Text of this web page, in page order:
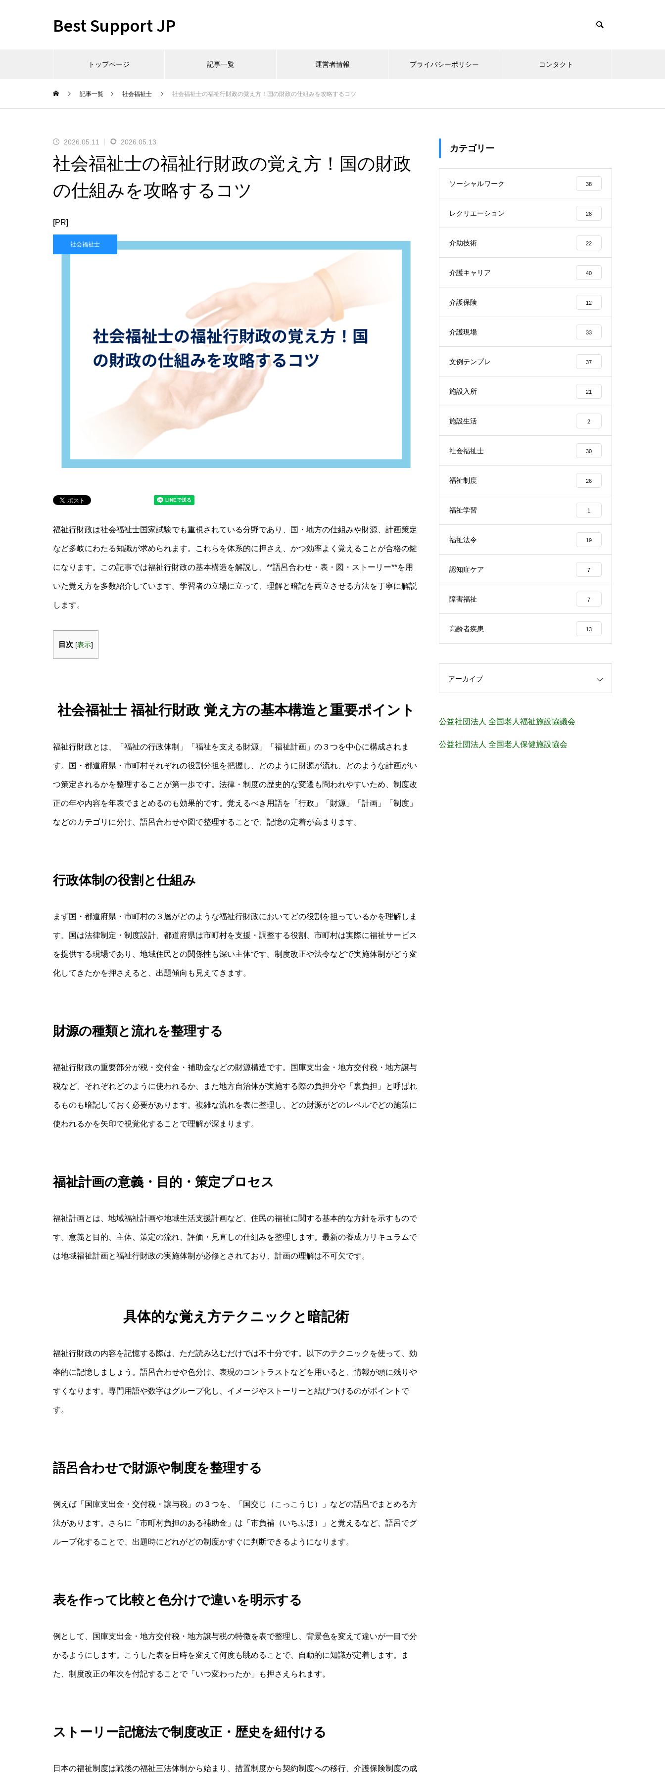
Best Support JP
トップページ 記事一覧 運営者情報 プライバシーポリシー コンタクト
記事一覧 社会福祉士 社会福祉士の福祉行財政の覚え方！国の財政の仕組みを攻略するコツ
2026.05.11 2026.05.13
社会福祉士の福祉行財政の覚え方！国の財政
の仕組みを攻略するコツ
[PR]
社会福祉士
福祉行財政は社会福祉士国家試験でも重視されている分野であり、国・地方の仕組みや財源、計画策定
など多岐にわたる知識が求められます。これらを体系的に押さえ、かつ効率よく覚えることが合格の鍵
になります。この記事では福祉行財政の基本構造を解説し、**語呂合わせ・表・図・ストーリー**を用
いた覚え方を多数紹介しています。学習者の立場に立って、理解と暗記を両立させる方法を丁寧に解説
します。
目次 [表示]
社会福祉士 福祉行財政 覚え方の基本構造と重要ポイント
福祉行財政とは、「福祉の行政体制」「福祉を支える財源」「福祉計画」の３つを中心に構成されま
す。国・都道府県・市町村それぞれの役割分担を把握し、どのように財源が流れ、どのような計画がい
つ策定されるかを整理することが第一歩です。法律・制度の歴史的な変遷も問われやすいため、制度改
正の年や内容を年表でまとめるのも効果的です。覚えるべき用語を「行政」「財源」「計画」「制度」
などのカテゴリに分け、語呂合わせや図で整理することで、記憶の定着が高まります。
行政体制の役割と仕組み
まず国・都道府県・市町村の３層がどのような福祉行財政においてどの役割を担っているかを理解しま
す。国は法律制定・制度設計、都道府県は市町村を支援・調整する役割、市町村は実際に福祉サービス
を提供する現場であり、地域住民との関係性も深い主体です。制度改正や法令などで実施体制がどう変
化してきたかを押さえると、出題傾向も見えてきます。
財源の種類と流れを整理する
福祉行財政の重要部分が税・交付金・補助金などの財源構造です。国庫支出金・地方交付税・地方譲与
税など、それぞれどのように使われるか、また地方自治体が実施する際の負担分や「裏負担」と呼ばれ
るものも暗記しておく必要があります。複雑な流れを表に整理し、どの財源がどのレベルでどの施策に
使われるかを矢印で視覚化することで理解が深まります。
福祉計画の意義・目的・策定プロセス
福祉計画とは、地域福祉計画や地域生活支援計画など、住民の福祉に関する基本的な方針を示すもので
す。意義と目的、主体、策定の流れ、評価・見直しの仕組みを整理します。最新の養成カリキュラムで
は地域福祉計画と福祉行財政の実施体制が必修とされており、計画の理解は不可欠です。
具体的な覚え方テクニックと暗記術
福祉行財政の内容を記憶する際は、ただ読み込むだけでは不十分です。以下のテクニックを使って、効
率的に記憶しましょう。語呂合わせや色分け、表現のコントラストなどを用いると、情報が頭に残りや
すくなります。専門用語や数字はグループ化し、イメージやストーリーと結びつけるのがポイントで
す。
語呂合わせで財源や制度を整理する
例えば「国庫支出金・交付税・譲与税」の３つを、「国交じ（こっこうじ）」などの語呂でまとめる方
法があります。さらに「市町村負担のある補助金」は「市負補（いちふほ）」と覚えるなど、語呂でグ
ループ化することで、出題時にどれがどの制度かすぐに判断できるようになります。
表を作って比較と色分けで違いを明示する
例として、国庫支出金・地方交付税・地方譲与税の特徴を表で整理し、背景色を変えて違いが一目で分
かるようにします。こうした表を日時を変えて何度も眺めることで、自動的に知識が定着します。ま
た、制度改正の年次を付記することで「いつ変わったか」も押さえられます。
ストーリー記憶法で制度改正・歴史を紐付ける
日本の福祉制度は戦後の福祉三法体制から始まり、措置制度から契約制度への移行、介護保険制度の成
カテゴリー
ソーシャルワーク 38
レクリエーション 28
介助技術 22
介護キャリア 40
介護保険 12
介護現場 33
文例テンプレ 37
施設入所 21
施設生活 2
社会福祉士 30
福祉制度 26
福祉学習 1
福祉法令 19
認知症ケア 7
障害福祉 7
高齢者疾患 13
アーカイブ
公益社団法人 全国老人福祉施設協議会
公益社団法人 全国老人保健施設協会